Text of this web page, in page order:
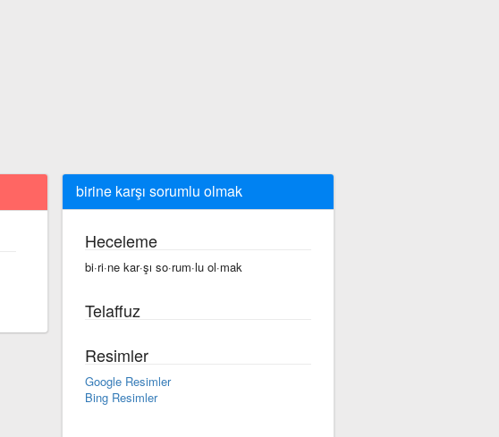
birine karşı sorumlu olmak
Heceleme
bi·ri·ne kar·şı so·rum·lu ol·mak
Telaffuz
Resimler
Google Resimler
Bing Resimler